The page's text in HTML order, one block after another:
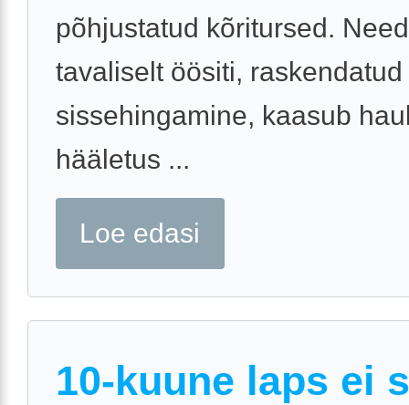
põhjustatud kõritursed.
tavaliselt öösiti, raskendatud
sissehingamine, kaasub
hääletus ...
Loe edasi
10-kuune laps ei